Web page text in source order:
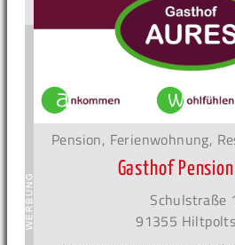
Pension, Ferienwohnung,
Gasthof
Schulstraße
91355